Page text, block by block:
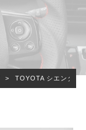
> TOYOTA シエンタ